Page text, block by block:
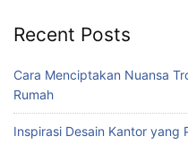
Recent Posts
Cara Menciptakan Nuansa
Rumah
Inspirasi Desain Kantor yang